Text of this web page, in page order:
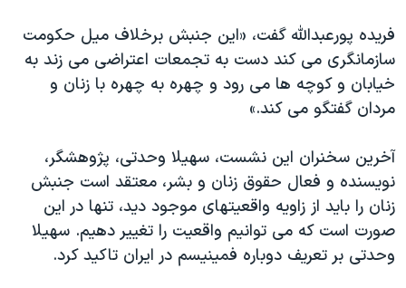
فریده پورعبدالله گفت، «این جنبش برخلاف میل حکومت
سازمانگری می کند دست به تجمعات اعتراضی می زند به
خیابان و کوچه ها می رود و چهره به چهره با زنان و
مردان گفتگو می کند.»
آخرین سخنران این نشست، سهیلا وحدتی، پژوهشگر،
نویسنده و فعال حقوق زنان و بشر، معتقد است جنبش
زنان را باید از زاویه واقعیتهای موجود دید، تنها در این
صورت است که می توانیم واقعیت را تغییر دهیم. سهیلا
وحدتی بر تعریف دوباره فمینیسم در ایران تاکید کرد.